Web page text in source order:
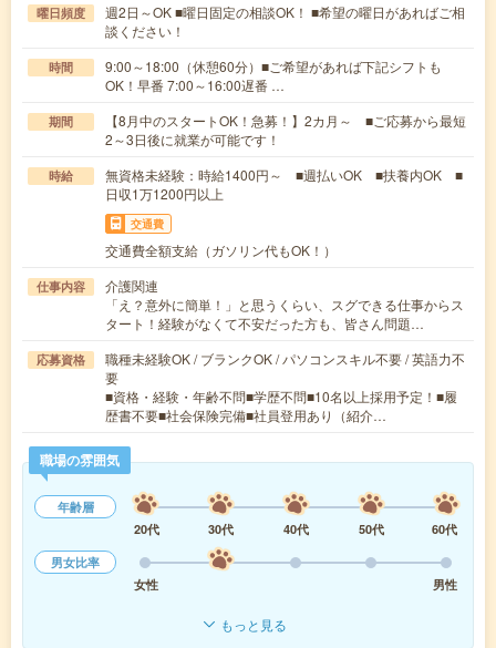
曜日頻度
週2日～OK ■曜日固定の相談OK！ ■希望の曜日があればご相
談ください！
時間
9:00～18:00（休憩60分）■ご希望があれば下記シフトも
OK！早番 7:00～16:00遅番 …
期間
【8月中のスタートOK！急募！】2カ月～ ■ご応募から最短
2～3日後に就業が可能です！
時給
無資格未経験：時給1400円～ ■週払いOK ■扶養内OK ■
日収1万1200円以上
交通費
交通費全額支給（ガソリン代もOK！）
仕事内容
介護関連
「え？意外に簡単！」と思うくらい、スグできる仕事からス
タート！経験がなくて不安だった方も、皆さん問題…
応募資格
職種未経験OK / ブランクOK / パソコンスキル不要 / 英語力不
要
■資格・経験・年齢不問■学歴不問■10名以上採用予定！■履
歴書不要■社会保険完備■社員登用あり（紹介…
職場の雰囲気
年齢層
20代
30代 40代 50代
60代
男女比率
女性
男性
もっと見る